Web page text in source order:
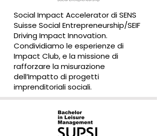
Social Impact Accelerator di SENS
Suisse Social Entrepreneurship/SEIF
Driving Impact Innovation.
Condividiamo le esperienze di
Impact Club, e la missione di
rafforzare la misurazione
dell’Impatto di progetti
imprenditoriali sociali.